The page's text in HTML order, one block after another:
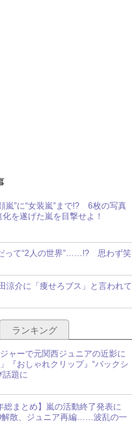
嵐”に“女装嵐”まで!? 6枚の写真
化を遂げた嵐を目撃せよ！
って“2人の世界”……!? 思わず笑
涼介に「痩せろブス」と言われて
ランキング
ャーで元関西ジュニアの近影に
『おしゃれクリップ』“バックシ
話題に
総まとめ】嵐の活動終了発表に
解散、ジュニア再編……波乱の一